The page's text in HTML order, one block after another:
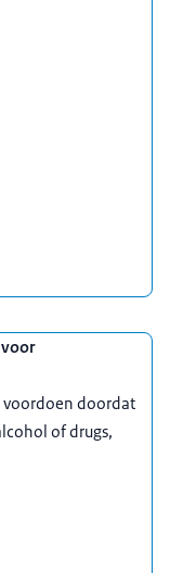
voordoen doordat
of drugs,